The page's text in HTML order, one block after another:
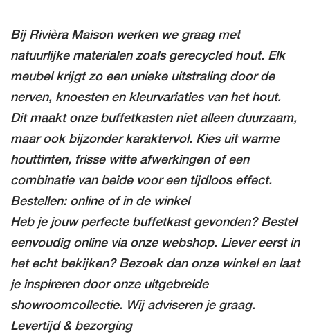
Bij Rivièra Maison werken we graag met
natuurlijke materialen zoals gerecycled hout. Elk
meubel krijgt zo een unieke uitstraling door de
nerven, knoesten en kleurvariaties van het hout.
Dit maakt onze buffetkasten niet alleen duurzaam,
maar ook bijzonder karaktervol. Kies uit warme
houttinten, frisse witte afwerkingen of een
combinatie van beide voor een tijdloos effect.
Bestellen: online of in de winkel
Heb je jouw perfecte buffetkast gevonden? Bestel
eenvoudig online via onze webshop. Liever eerst in
het echt bekijken? Bezoek dan onze winkel en laat
je inspireren door onze uitgebreide
showroomcollectie. Wij adviseren je graag.
Levertijd & bezorging